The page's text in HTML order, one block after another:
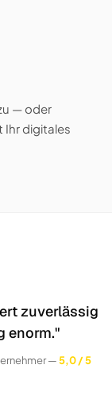
— oder
Ihr digitales
zuverlässig
enorm."
—5,0 / 5